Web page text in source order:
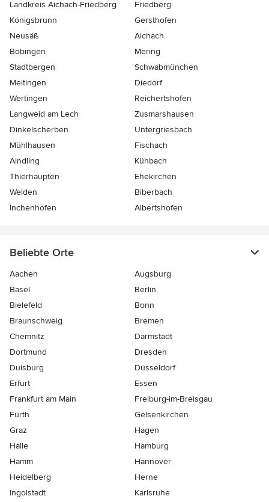
Landkreis Aichach-Friedberg
Friedberg
Königsbrunn
Gersthofen
Neusäß
Aichach
Bobingen
Mering
Stadtbergen
Schwabmünchen
Meitingen
Diedorf
Wertingen
Reichertshofen
Langweid am Lech
Zusmarshausen
Dinkelscherben
Untergriesbach
Mühlhausen
Fischach
Aindling
Kühbach
Thierhaupten
Ehekirchen
Welden
Biberbach
Inchenhofen
Albertshofen
Beliebte Orte
Aachen
Augsburg
Basel
Berlin
Bielefeld
Bonn
Braunschweig
Bremen
Chemnitz
Darmstadt
Dortmund
Dresden
Duisburg
Düsseldorf
Erfurt
Essen
Frankfurt am Main
Freiburg-im-Breisgau
Fürth
Gelsenkirchen
Graz
Hagen
Halle
Hamburg
Hamm
Hannover
Heidelberg
Herne
Ingolstadt
Karlsruhe